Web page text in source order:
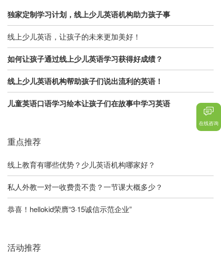
独家定制学习计划，线上少儿英语机构助力孩子事
线上少儿英语，让孩子的未来更加美好！
如何让孩子通过线上少儿英语学习获得好成绩？
线上少儿英语机构帮助孩子们说出流利的英语！
儿童英语口语学习绘本让孩子们在故事中学习英语
重点推荐
线上教育有哪些优势？少儿英语机构哪家好？
私人外教一对一收费贵不贵？一节课大概多少？
恭喜！hellokid荣膺“3·15诚信示范企业”
活动推荐
在线咨询